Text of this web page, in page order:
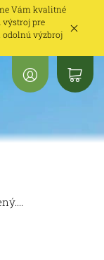
Vám kvalitné
výstroj pre
odolnú výzbroj